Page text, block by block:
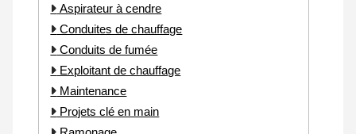
Aspirateur à cendre
Conduites de chauffage
Conduits de fumée
Exploitant de chauffage
Maintenance
Projets clé en main